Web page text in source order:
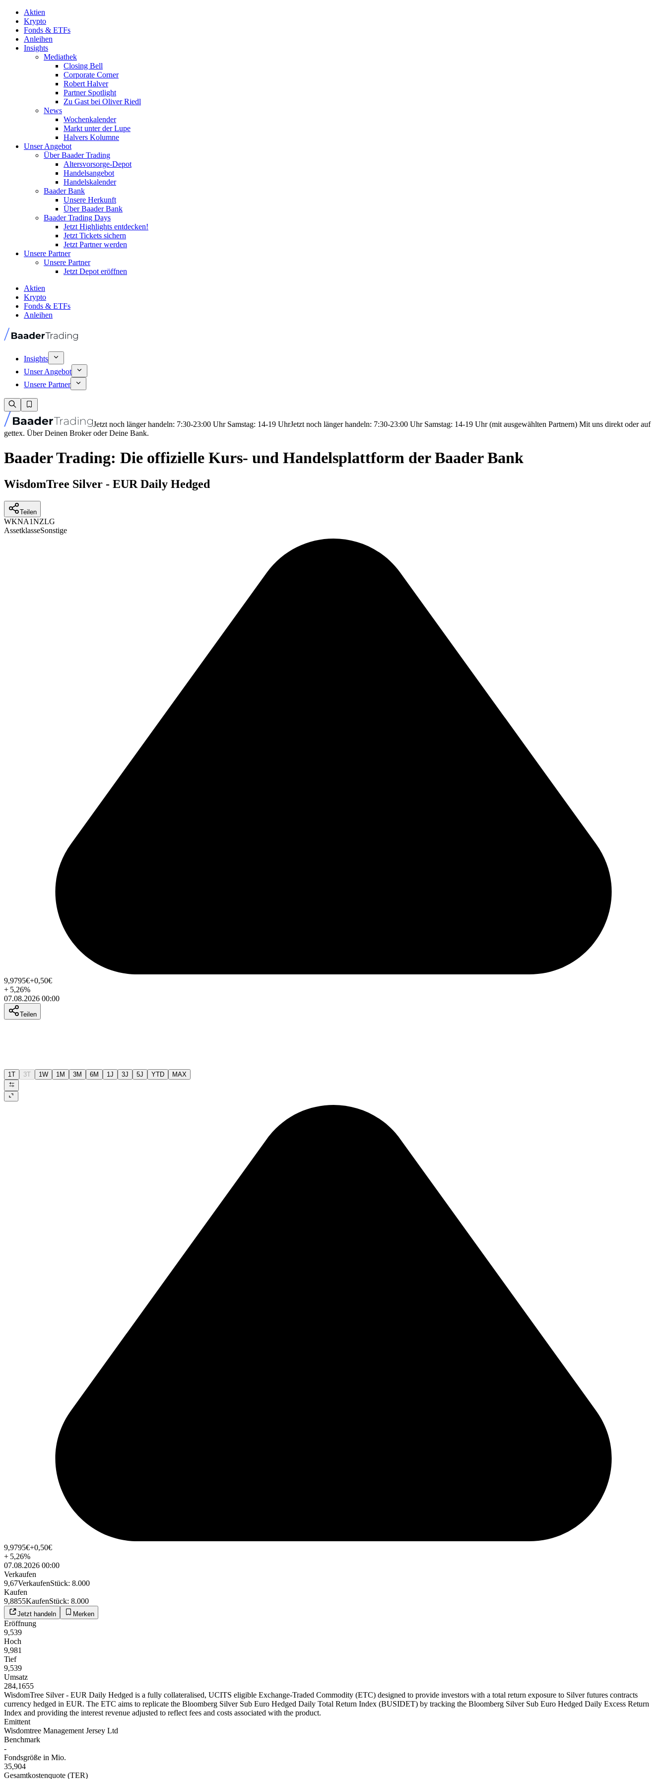
Aktien
Krypto
Fonds & ETFs
Anleihen
Insights
Mediathek
Closing Bell
Corporate Corner
Robert Halver
Partner Spotlight
Zu Gast bei Oliver Riedl
News
Wochenkalender
Markt unter der Lupe
Halvers Kolumne
Unser Angebot
Über Baader Trading
Altersvorsorge-Depot
Handelsangebot
Handelskalender
Baader Bank
Unsere Herkunft
Über Baader Bank
Baader Trading Days
Jetzt Highlights entdecken!
Jetzt Tickets sichern
Jetzt Partner werden
Unsere Partner
Unsere Partner
Jetzt Depot eröffnen
Aktien
Krypto
Fonds & ETFs
Anleihen
Insights
Unser Angebot
Unsere Partner
Jetzt noch länger handeln: 7:30-23:00 Uhr Samstag: 14-19 UhrJetzt noch länger handeln: 7:30-23:00 Uhr Samstag: 14-19 Uhr (mit ausgewählten Partnern) Mit uns direkt oder auf
gettex. Über Deinen Broker oder Deine Bank.
Baader Trading: Die offizielle Kurs- und Handelsplattform der Baader Bank
WisdomTree Silver - EUR Daily Hedged
Teilen
WKNA1NZLG
AssetklasseSonstige
9,9795€+0,50€
+ 5,26%
07.08.2026 00:00
Teilen
1T 3T 1W 1M 3M 6M 1J 3J 5J YTD MAX
9,9795€+0,50€
+ 5,26%
07.08.2026 00:00
Verkaufen
9,67VerkaufenStück: 8.000
Kaufen
9,8855KaufenStück: 8.000
Jetzt handeln Merken
Eröffnung
9,539
Hoch
9,981
Tief
9,539
Umsatz
284,1655
WisdomTree Silver - EUR Daily Hedged is a fully collateralised, UCITS eligible Exchange-Traded Commodity (ETC) designed to provide investors with a total return exposure to Silver futures contracts
currency hedged in EUR. The ETC aims to replicate the Bloomberg Silver Sub Euro Hedged Daily Total Return Index (BUSIDET) by tracking the Bloomberg Silver Sub Euro Hedged Daily Excess Return
Index and providing the interest revenue adjusted to reflect fees and costs associated with the product.
Emittent
Wisdomtree Management Jersey Ltd
Benchmark
-
Fondsgröße in Mio.
35,904
Gesamtkostenquote (TER)